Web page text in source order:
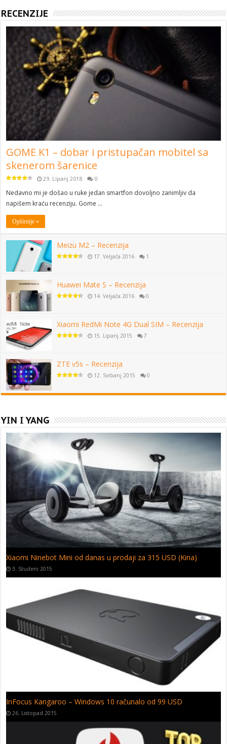
RECENZIJE
GOME K1 – dobar i pristupačan mobitel sa
skenerom šarenice
29. Lipanj 2018 0
Nedavno mi je došao u ruke jedan smartfon dovoljno zanimljiv da
napišem kraću recenziju. Gome …
Opširnije »
Meizu M2 – Recenzija
17. Veljača 2016 1
Huawei Mate S – Recenzija
14. Veljača 2016 0
Xiaomi RedMi Note 4G Dual SIM – Recenzija
15. Lipanj 2015 7
ZTE v5s – Recenzija
12. Svibanj 2015 0
YIN I YANG
MiBoy – Xiaomi džemper za sezonu 2015/2016
17. Listopad 2015
Android 6.0 za Huawei – Objavljen popis smartfona za
nadogradnju
17. Listopad 2015